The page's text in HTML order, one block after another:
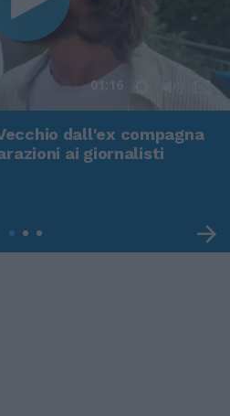
01:16
dall'ex compagna
ai giornalisti